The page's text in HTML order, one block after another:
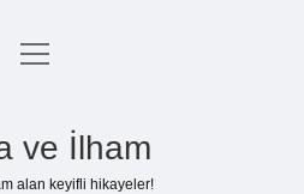
Anasayfa
menüyü
ve İlham
alan keyifli hikayeler!